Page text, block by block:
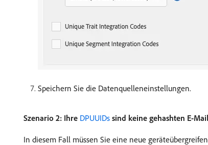
Speichern Sie die Datenquelleneinstellungen.
Szenario 2: Ihre DPUUIDs sind keine gehashten E-
In diesem Fall müssen Sie eine neue